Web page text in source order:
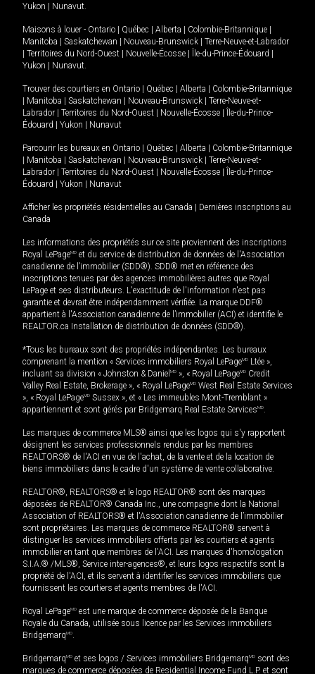
Yukon | Nunavut
Maisons à louer - Ontario | Québec | Alberta | Colombie-Britannique |
Manitoba | Saskatchewan | Nouveau-Brunswick | Terre-Neuve-et-Labrador
| Territoires du Nord-Ouest | Nouvelle-Écosse | Île-du-Prince-Édouard |
Yukon | Nunavut
Trouver des courtiers en Ontario | Québec | Alberta | Colombie-Britannique
| Manitoba | Saskatchewan | Nouveau-Brunswick | Terre-Neuve-et-
Labrador | Territoires du Nord-Ouest | Nouvelle-Écosse | Île-du-Prince-
Édouard | Yukon | Nunavut
Parcourir les bureaux en Ontario | Québec | Alberta | Colombie-Britannique
| Manitoba | Saskatchewan | Nouveau-Brunswick | Terre-Neuve-et-
Labrador | Territoires du Nord-Ouest | Nouvelle-Écosse | Île-du-Prince-
Édouard | Yukon | Nunavut
Afficher les propriétés résidentielles au Canada | Dernières inscriptions au
Canada
Les informations des propriétés sur ce site proviennent des inscriptions
Royal LePageMD et du service de distribution de données de l'Association
canadienne de l’immobilier (SDD®). SDD® met en référence des
inscriptions tenues par des agences immobilières autres que Royal
LePage et ses distributeurs. L'exactitude de l'information n'est pas
garantie et devrait être indépendamment vérifiée. La marque DDF®
appartient à l'Association canadienne de l’immobilier (ACI) et identifie le
REALTOR.ca Installation de distribution de données (SDD®).
*Tous les bureaux sont des propriétés indépendantes. Les bureaux
comprenant la mention « Services immobiliers Royal LePageMD Ltée »,
incluant sa division « Johnston & Daniel MD », « Royal LePageMD Credit
Valley Real Estate, Brokerage », « Royal LePageMD West Real Estate Services
», « Royal LePageMD Sussex », et « Les immeubles Mont-Tremblant »
appartiennent et sont gérés par Bridgemarq Real Estate ServicesMD
Les marques de commerce MLS® ainsi que les logos qui s'y rapportent
désignent les services professionnels rendus par les membres
REALTORS® de l'ACI en vue de l'achat, de la vente et de la location de
biens immobiliers dans le cadre d'un système de vente collaborative.
REALTOR®, REALTORS® et le logo REALTOR® sont des marques
déposées de REALTOR® Canada Inc., une compagnie dont la National
Association of REALTORS® et l'Association canadienne de l’immobilier
sont propriétaires. Les marques de commerce REALTOR® servent à
distinguer les services immobiliers offerts par les courtiers et agents
immobilier en tant que membres de l'ACI. Les marques d'homologation
S.I.A.® /MLS®, Service inter-agences®, et leurs logos respectifs sont la
propriété de l'ACI, et ils servent à identifier les services immobiliers que
fournissent les courtiers et agents membres de l'ACI.
Royal LePageMD est une marque de commerce déposée de la Banque
Royale du Canada, utilisée sous licence par les Services immobiliers
BridgemarqMD
BridgemarqMD et ses logos / Services immobiliers BridgemarqMD sont des
marques de commerce déposées de Residential Income Fund L.P. et sont